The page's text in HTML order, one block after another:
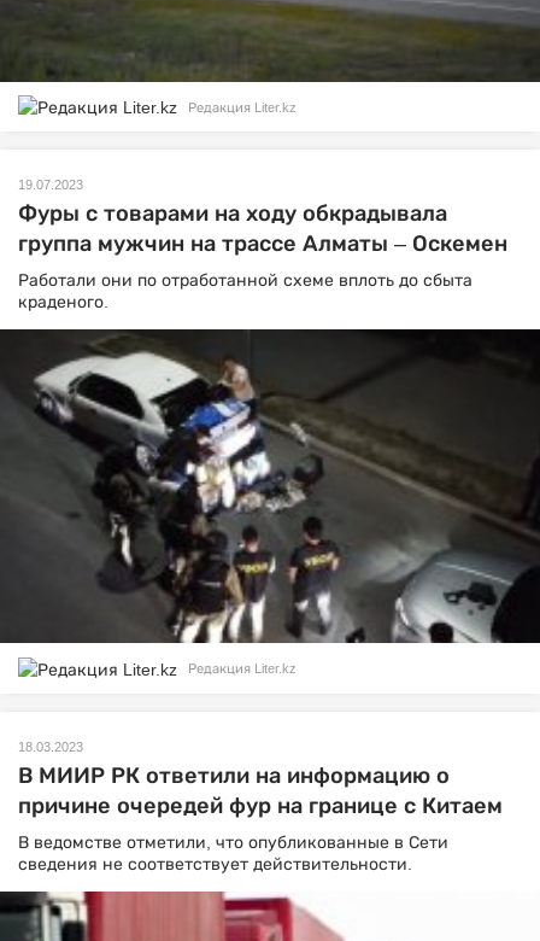
Редакция Liter.kz
19.07.2023
Фуры с товарами на ходу обкрадывала
группа мужчин на трассе Алматы – Оскемен
Работали они по отработанной схеме вплоть до сбыта
краденого.
Редакция Liter.kz
18.03.2023
В МИИР РК ответили на информацию о
причине очередей фур на границе с Китаем
В ведомстве отметили, что опубликованные в Сети
сведения не соответствует действительности.